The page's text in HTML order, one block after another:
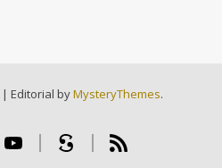
| Editorial byMysteryThemes.